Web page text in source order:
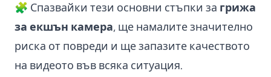
🧩 Спазвайки тези основни стъпки за грижа
за екшън камера, ще намалите значително
риска от повреди и ще запазите качеството
на видеото във всяка ситуация.